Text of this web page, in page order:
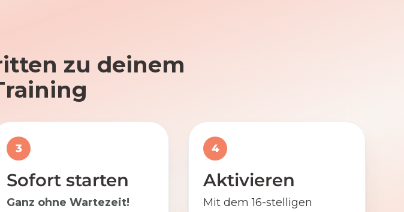
zu deinem
3
Sofort starten
Ganz ohne Wartezeit!
4
Aktivieren
Mit dem 16-stelligen